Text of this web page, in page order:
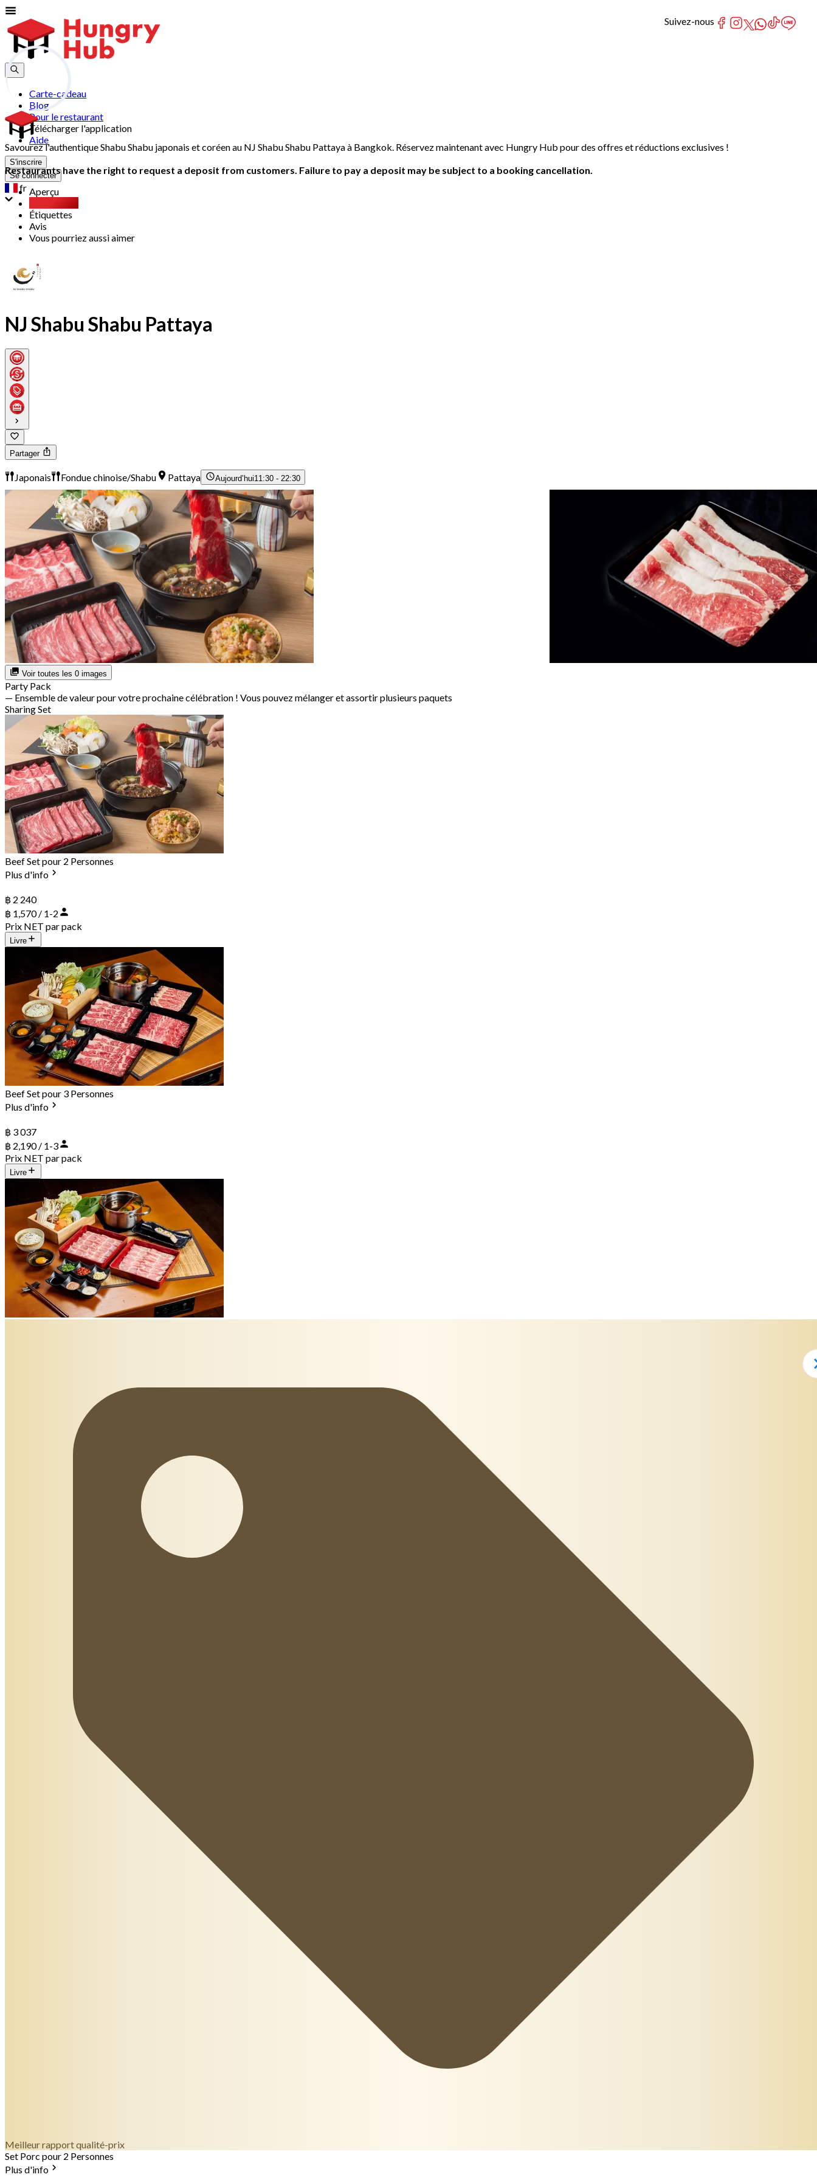
Carte-cadeau
Blog
Pour le restaurant
Télécharger l'application
Aide
S'inscrire
Se connecter
fr
Savourez l'authentique Shabu Shabu japonais et coréen au NJ Shabu Shabu Pattaya à Bangkok. Réservez maintenant avec Hungry Hub pour des offres et réductions exclusives !
Restaurants have the right to request a deposit from customers. Failure to pay a deposit may be subject to a booking cancellation.
Aperçu
Étiquettes
Avis
Vous pourriez aussi aimer
NJ Shabu Shabu Pattaya
Partager
Japonais Fondue chinoise/Shabu Pattaya Aujourd’hui11:30 - 22:30
Voir toutes les 0 images
Party Pack
— Ensemble de valeur pour votre prochaine célébration ! Vous pouvez mélanger et assortir plusieurs paquets
Sharing Set
Beef Set pour 2 Personnes
Plus d'info
฿ 2 240
฿ 1,570 / 1-2
Prix NET par pack
Livre
Beef Set pour 3 Personnes
Plus d'info
฿ 3 037
฿ 2,190 / 1-3
Prix NET par pack
Livre
Meilleur rapport qualité-prix
Set Porc pour 2 Personnes
Plus d'info
Suivez-nous